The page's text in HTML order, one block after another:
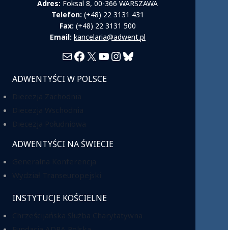
Adres: Foksal 8, 00-366 WARSZAWA
Telefon: (+48) 22 3131 431
Fax: (+48) 22 3131 500
Email: kancelaria@adwent.pl
MailFacebook
X YouTube
Instagram
Bluesky
ADWENTYŚCI W POLSCE
ADWENTYŚCI NA ŚWIECIE
INSTYTUCJE KOŚCIELNE